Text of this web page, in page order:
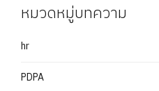
หมวดหมู่บทความ
hr
PDPA